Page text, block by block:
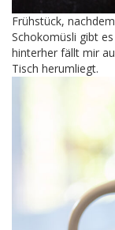
Frühstück,
Schokomüsli gibt
hinterher fällt mir
Tisch herumliegt.